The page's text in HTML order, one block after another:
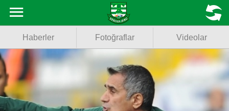
Fotoğraflar
Videolar
Basketbol
MENU
Haberler Fotoğraflar Videolar